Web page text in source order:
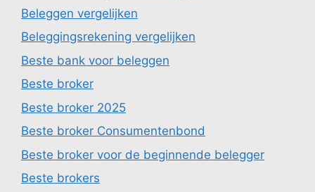
Beleggen vergelijken
Beleggingsrekening vergelijken
Beste bank voor beleggen
Beste broker
Beste broker 2025
Beste broker Consumentenbond
Beste broker voor de beginnende belegger
Beste brokers